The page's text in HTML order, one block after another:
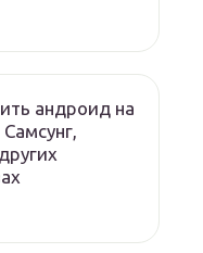
андроид на